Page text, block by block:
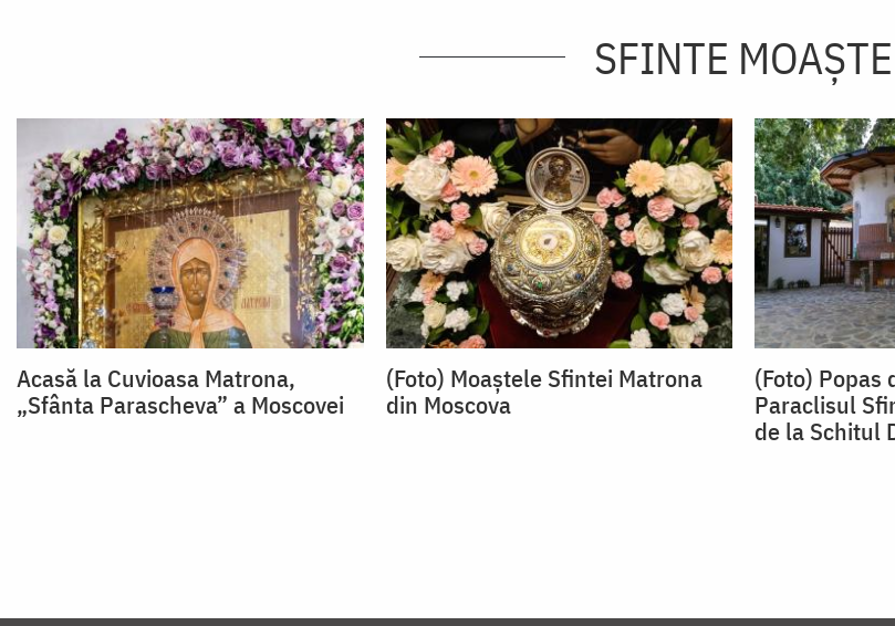
SFINTE MOAȘTE
Acasă la Cuvioasa Matrona,
„Sfânta Parascheva” a Moscovei
(Foto) Moaștele Sfintei Matrona
din Moscova
(Foto) Popas
Paraclisul
de la Schitul